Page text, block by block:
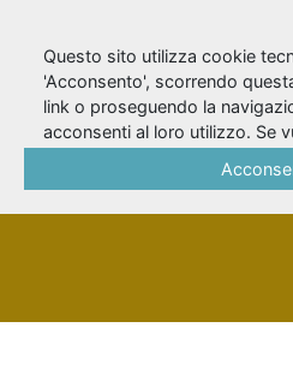
Kirby,
PERSONA
Questo sito utilizza cookie
'Acconsento', scorrendo
link o proseguendo la
acconsenti al loro utilizzo. Se